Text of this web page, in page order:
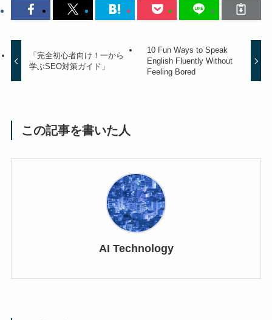
「完全初心者向け！一から
学ぶSEO対策ガイド」
10 Fun Ways to Speak
English Fluently Without
Feeling Bored
この記事を書いた人
AI Technology